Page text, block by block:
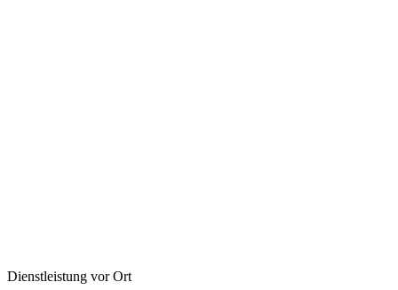
Dienstleistung vor Ort